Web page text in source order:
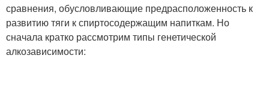
сравнения, обусловливающие предрасположенность к
развитию тяги к спиртосодержащим напиткам. Но
сначала кратко рассмотрим типы генетической
алкозависимости: